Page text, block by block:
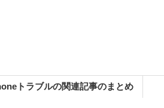
トラブルの関連記事のまとめ